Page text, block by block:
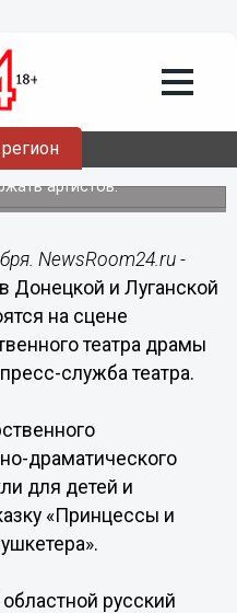
и Луганска
артистов.
NewsRoom24.ru -
Донецкой и Луганской
на сцене
театра драмы
служба театра.
драматического
для детей и
«Принцессы и
русский